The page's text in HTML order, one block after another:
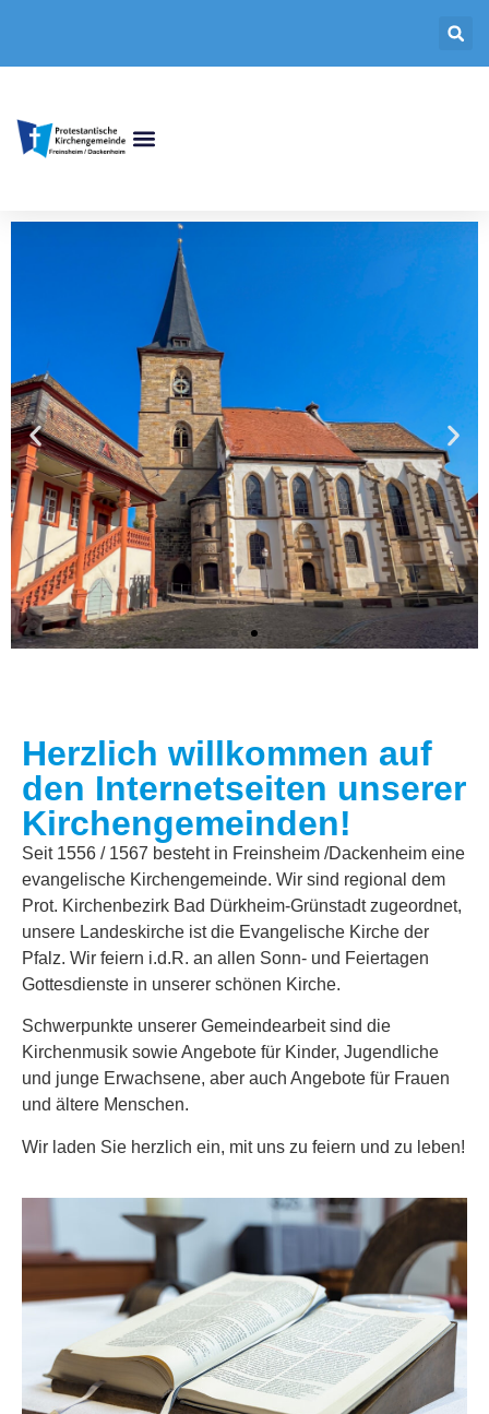
Losung vom 06.08.2026
Du machst fröhlich, was da lebet im Osten wie im Westen.
Psalm 65,9
Der Kerkermeister freute sich mit seinem ganzen Hause, dass
er zum Glauben an Gott gekommen war.
Apostelgeschichte 16,34
Herzlich willkommen auf
den Internetseiten unserer
Kirchengemeinden!
Seit 1556 / 1567 besteht in Freinsheim /Dackenheim eine
evangelische Kirchengemeinde. Wir sind regional dem
Prot. Kirchenbezirk Bad Dürkheim-Grünstadt zugeordnet,
unsere Landeskirche ist die Evangelische Kirche der
Pfalz. Wir feiern i.d.R. an allen Sonn- und Feiertagen
Gottesdienste in unserer schönen Kirche.
Schwerpunkte unserer Gemeindearbeit sind die
Kirchenmusik sowie Angebote für Kinder, Jugendliche
und junge Erwachsene, aber auch Angebote für Frauen
und ältere Menschen.
Wir laden Sie herzlich ein, mit uns zu feiern und zu leben!